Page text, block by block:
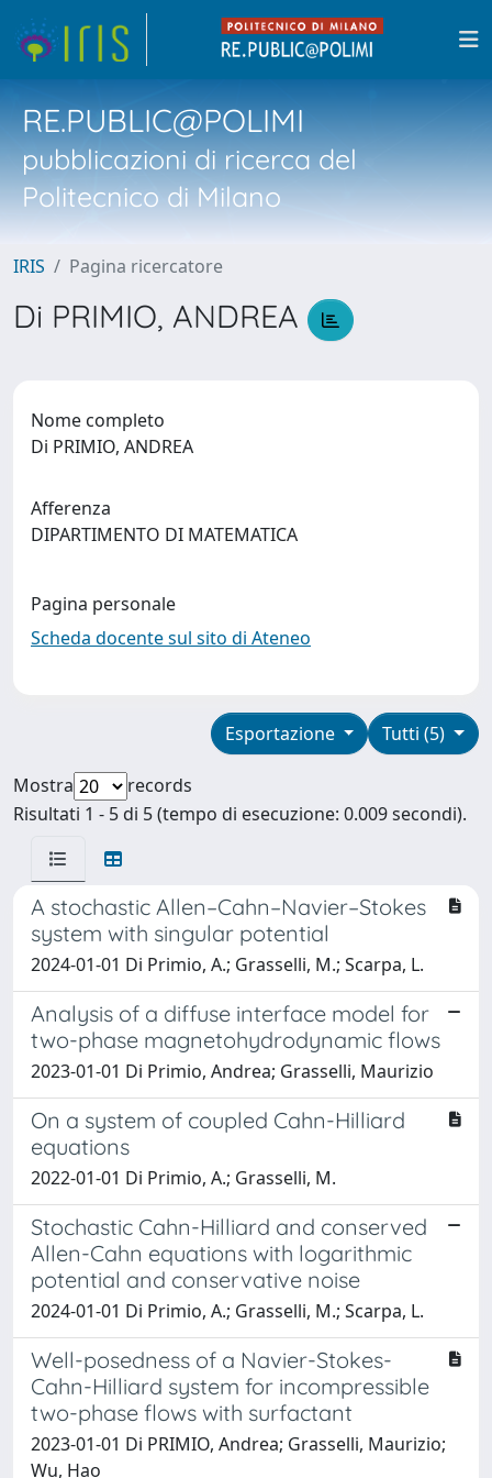
RE.PUBLIC@POLIMI
pubblicazioni di ricerca del
Politecnico di Milano
IRIS Pagina ricercatore
Di PRIMIO, ANDREA
Nome completo
Di PRIMIO, ANDREA
Afferenza
DIPARTIMENTO DI MATEMATICA
Pagina personale
Scheda docente sul sito di Ateneo
Tutti (5)
Esportazione
Mostra
records
Risultati 1 - 5 di 5 (tempo di esecuzione: 0.009 secondi).
A stochastic Allen–Cahn–Navier–Stokes
system with singular potential
2024-01-01 Di Primio, A.; Grasselli, M.; Scarpa, L.
Analysis of a diffuse interface model for
two-phase magnetohydrodynamic flows
2023-01-01 Di Primio, Andrea; Grasselli, Maurizio
On a system of coupled Cahn-Hilliard
equations
2022-01-01 Di Primio, A.; Grasselli, M.
Stochastic Cahn-Hilliard and conserved
Allen-Cahn equations with logarithmic
potential and conservative noise
2024-01-01 Di Primio, A.; Grasselli, M.; Scarpa, L.
Well-posedness of a Navier-Stokes-
Cahn-Hilliard system for incompressible
two-phase flows with surfactant
2023-01-01 Di PRIMIO, Andrea; Grasselli, Maurizio;
Wu, Hao